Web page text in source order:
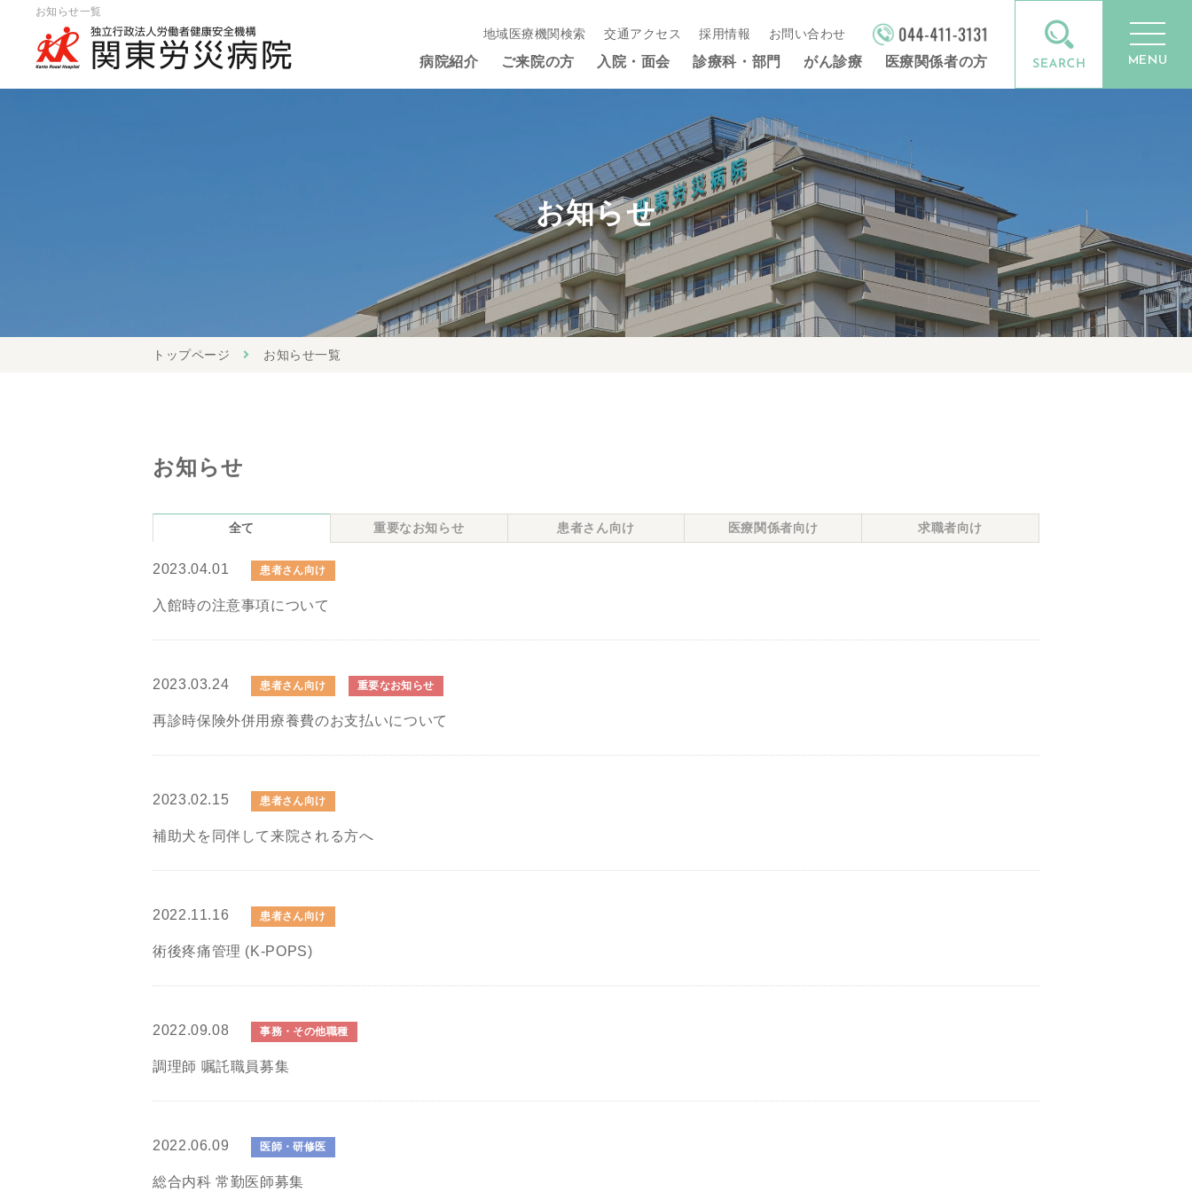
お知らせ一覧
地域医療機関検索 交通アクセス 採用情報 お問い合わせ
病院紹介 ご来院の方 入院・面会 診療科・部門 がん診療 医療関係者の方 MENU
お知らせ
トップページ お知らせ一覧
お知らせ
全て 重要なお知らせ 患者さん向け 医療関係者向け 求職者向け
2023.04.01 患者さん向け
入館時の注意事項について
2023.03.24 患者さん向け 重要なお知らせ
再診時保険外併用療養費のお支払いについて
2023.02.15 患者さん向け
補助犬を同伴して来院される方へ
2022.11.16 患者さん向け
術後疼痛管理 (K-POPS)
2022.09.08 事務・その他職種
調理師 嘱託職員募集
2022.06.09 医師・研修医
総合内科 常勤医師募集